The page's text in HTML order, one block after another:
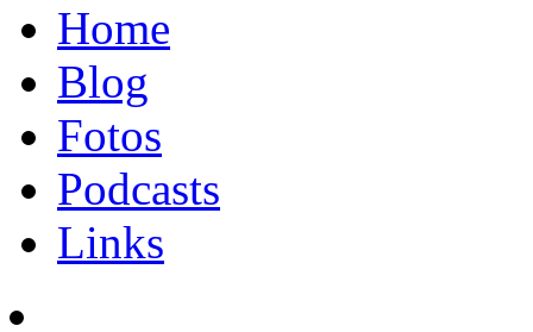
Home
Blog
Fotos
Podcasts
Links